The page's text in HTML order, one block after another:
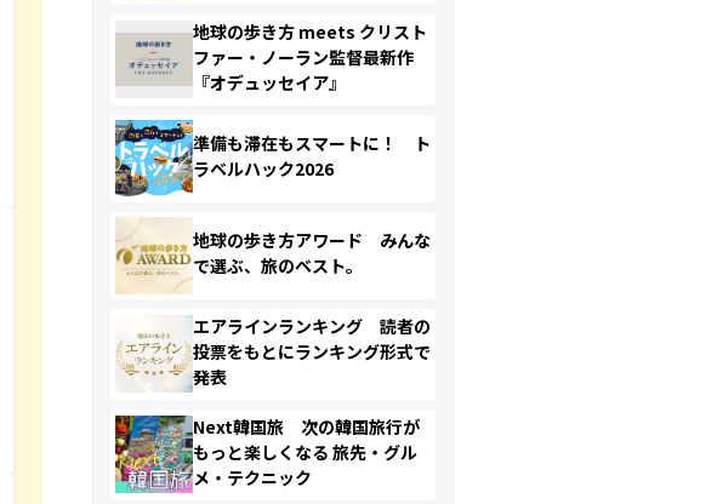
地球の歩き方 meets クリスト
ファー・ノーラン監督最新作
『オデュッセイア』
準備も滞在もスマートに！ ト
ラベルハック2026
地球の歩き方アワード みんな
で選ぶ、旅のベスト。
エアラインランキング 読者の
投票をもとにランキング形式で
発表
Next韓国旅 次の韓国旅行が
もっと楽しくなる 旅先・グル
メ・テクニック